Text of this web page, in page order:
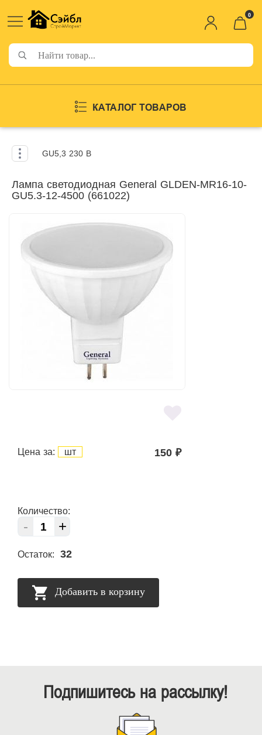
0
КАТАЛОГ ТОВАРОВ
GU5,3 230 В
Лампа светодиодная General GLDEN-MR16-10-
GU5.3-12-4500 (661022)
Цена за: шт 150 ₽
Количество:
- +
Остаток: 32
Добавить в корзину
Подпишитесь на рассылку!